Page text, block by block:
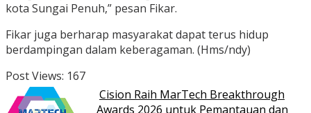
kota Sungai Penuh,” pesan Fikar.
Fikar juga berharap masyarakat dapat terus hidup
berdampingan dalam keberagaman. (Hms/ndy)
Post Views: 167
Cision Raih MarTech Breakthrough
Awards 2026 untuk Pemantauan dan